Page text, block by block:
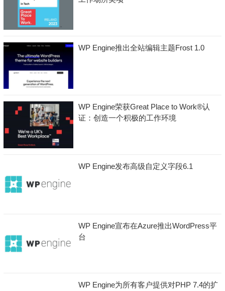
WP Engine推出全站编辑主题Frost 1.0
WP Engine荣获Great Place to Work®认
证：创造一个积极的工作环境
WP Engine发布高级自定义字段6.1
WP Engine宣布在Azure推出WordPress平
台
WP Engine为所有客户提供对PHP 7.4的扩